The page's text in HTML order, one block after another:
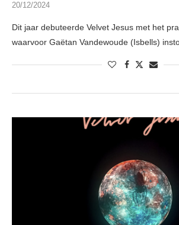
20/12/2024
Dit jaar debuteerde Velvet Jesus met het
waarvoor Gaëtan Vandewoude (Isbells)